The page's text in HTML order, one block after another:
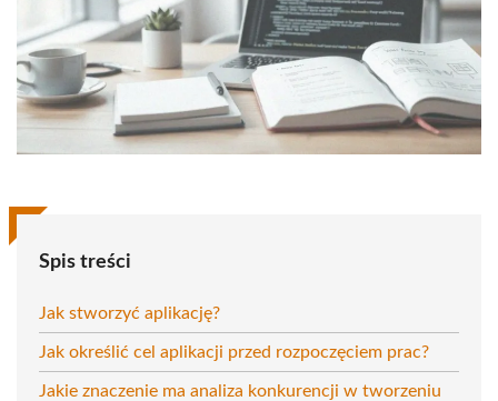
Spis treści
Jak stworzyć aplikację?
Jak określić cel aplikacji przed rozpoczęciem prac?
Jakie znaczenie ma analiza konkurencji w tworzeniu